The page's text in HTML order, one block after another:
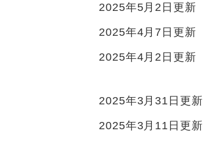
2025年5月2日更新
2025年4月7日更新
2025年4月2日更新
2025年3月31日更新
2025年3月11日更新